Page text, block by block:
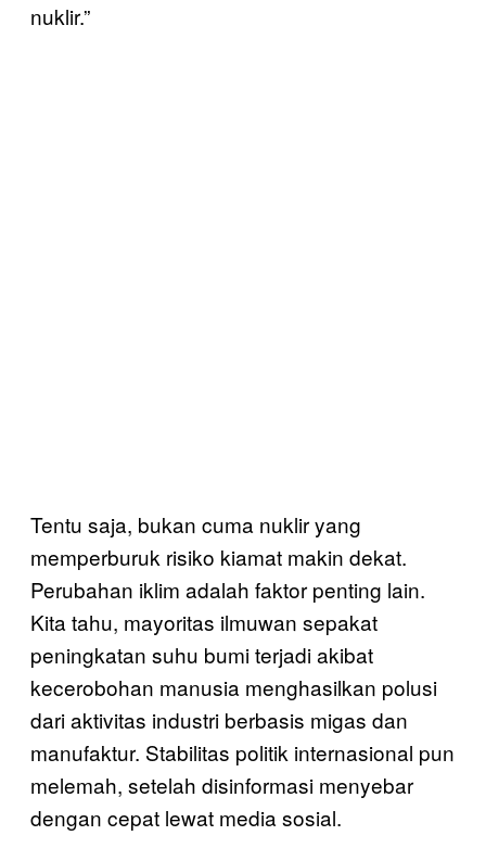
nuklir.”
Tentu saja, bukan cuma nuklir yang
memperburuk risiko kiamat makin dekat.
Perubahan iklim adalah faktor penting lain.
Kita tahu, mayoritas ilmuwan sepakat
peningkatan suhu bumi terjadi akibat
kecerobohan manusia menghasilkan polusi
dari aktivitas industri berbasis migas dan
manufaktur. Stabilitas politik internasional pun
melemah, setelah disinformasi menyebar
dengan cepat lewat media sosial.